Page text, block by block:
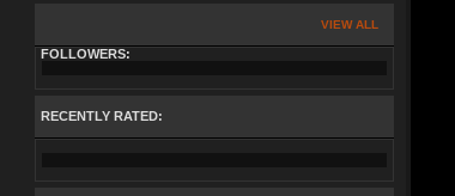
Sokolov (Musik) entstanden viele Demos, die für
hat unmittelbar nach dem ersten Kontakt im Internet
unterhalten. Wer unseren Songs seine
angegebenen E-Mail-Adresse!
VIEW ALL
FOLLOWERS:
RECENTLY RATED: